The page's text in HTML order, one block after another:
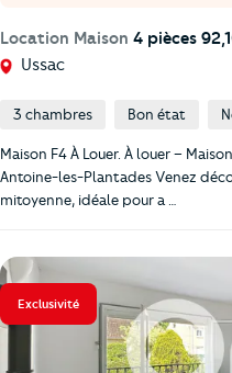
Location Maison 4 pièces
Ussac
3 chambres Bon état
Maison F4 À Louer. À louer –
Antoine-les-Plantades Venez
mitoyenne, idéale pour a …
Exclusivité